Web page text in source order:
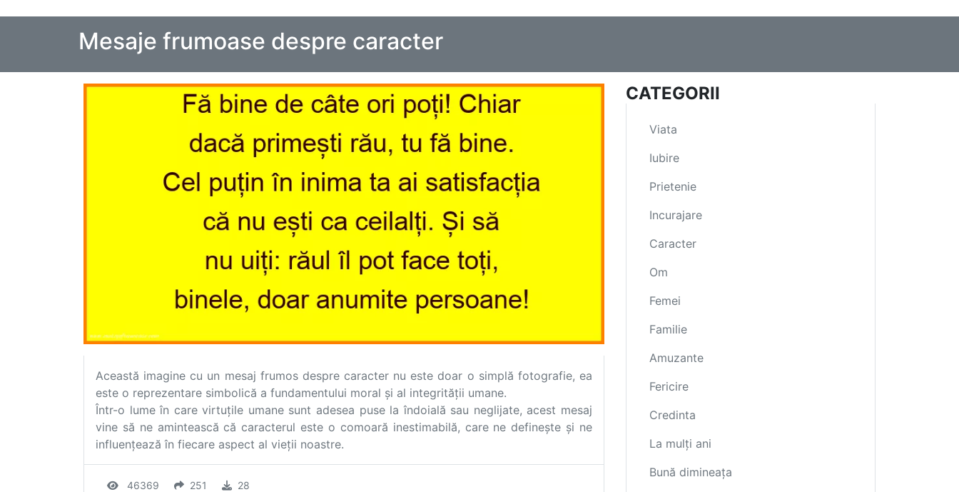
Mesaje frumoase despre caracter
Această imagine cu un mesaj frumos despre caracter nu este doar o simplă fotografie, ea
este o reprezentare simbolică a fundamentului moral și al integrității umane.
Într-o lume în care virtuțile umane sunt adesea puse la îndoială sau neglijate, acest mesaj
vine să ne amintească că caracterul este o comoară inestimabilă, care ne definește și ne
influențează în fiecare aspect al vieții noastre.
46369 251 28
CATEGORII
Viata
Iubire
Prietenie
Incurajare
Caracter
Om
Femei
Familie
Amuzante
Fericire
Credinta
La mulți ani
Bună dimineața